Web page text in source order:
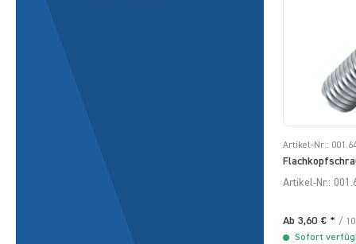
Artikel-Nr.:
verzinkt Torx
Artikel-Nr.:
Ab 3,60 € * /
Sofort